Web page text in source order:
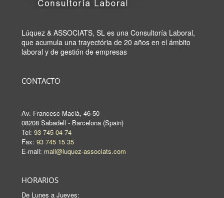
Lúquez & ASSOCIATS, SL es una Consultoría Laboral,
que acumula una trayectória de 20 años en el ámbito
laboral y de gestión de empresas
CONTACTO
Av. Francesc Macià, 46-50
08208 Sabadell - Barcelona (Spain)
Tel: 93 745 04 74
Fax: 93 745 15 35
E-mail: mail@luquez-associats.com
HORARIOS
De Lunes a Jueves: